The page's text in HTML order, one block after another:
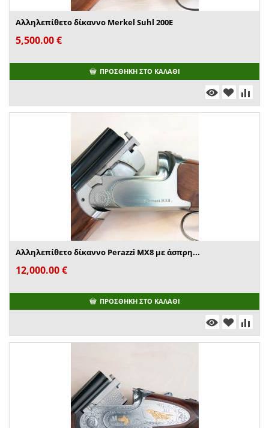
Αλληλεπίθετο δίκαννο Merkel Suhl 200Ε
5,500.00€
ΠΡΟΣΘΉΚΗ ΣΤΟ ΚΑΛΆΘΙ
Αλληλεπίθετο δίκαννο Perazzi MX8 με άσπρη...
12,000.00€
ΠΡΟΣΘΉΚΗ ΣΤΟ ΚΑΛΆΘΙ